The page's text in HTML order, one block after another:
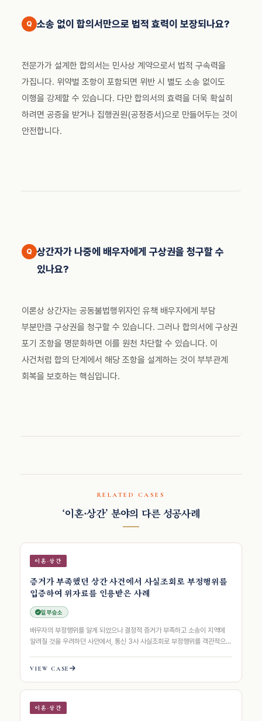
소송 없이 합의서만으로 법적 효력이 보장되나요?
전문가가 설계한 합의서는 민사상 계약으로서 법적 구속력을
가집니다. 위약벌 조항이 포함되면 위반 시 별도 소송 없이도
이행을 강제할 수 있습니다. 다만 합의서의 효력을 더욱 확실히
하려면 공증을 받거나 집행권원(공정증서)으로 만들어두는 것이
안전합니다.
상간자가 나중에 배우자에게 구상권을 청구할 수
있나요?
이론상 상간자는 공동불법행위자인 유책 배우자에게 부담
부분만큼 구상권을 청구할 수 있습니다. 그러나 합의서에 구상권
포기 조항을 명문화하면 이를 원천 차단할 수 있습니다. 이
사건처럼 합의 단계에서 해당 조항을 설계하는 것이 부부관계
회복을 보호하는 핵심입니다.
RELATED CASES
‘이혼·상간’ 분야의 다른 성공사례
이혼·상간
증거가 부족했던 상간 사건에서 사실조회로 부정행위를
입증하여 위자료를 인용받은 사례
일부승소
배우자의 부정행위를 알게 되었으나 결정적 증거가 부족하고 소송이 지역에
알려질 것을 우려하던 사안에서, 통신 3사 사실조회로 부정행위를 객관적으로
VIEW CASE
이혼·상간